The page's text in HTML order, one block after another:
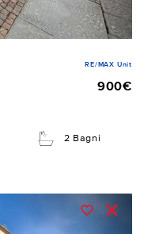
RE/MAX Unit
900€
2 Bagni